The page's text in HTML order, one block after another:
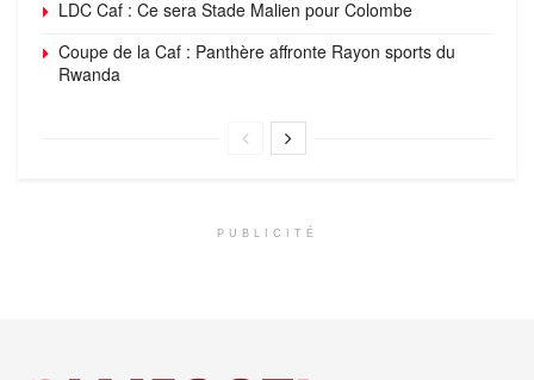
LDC Caf : Ce sera Stade Malien pour Colombe
Coupe de la Caf : Panthère affronte Rayon sports du
Rwanda
PUBLICITÉ